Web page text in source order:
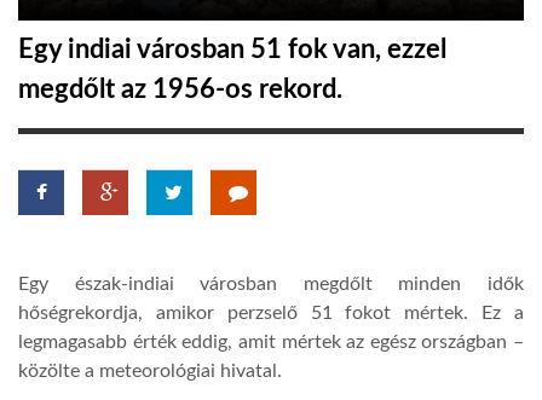
GLOBOTV
Egy indiai városban 51 fok van, ezzel
megdőlt az 1956-os rekord.
Egy észak-indiai városban megdőlt minden idők
hőségrekordja, amikor perzselő 51 fokot mértek. Ez a
legmagasabb érték eddig, amit mértek az egész országban –
közölte a meteorológiai hivatal.